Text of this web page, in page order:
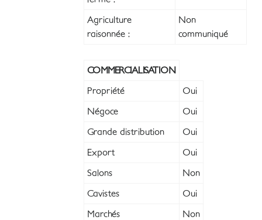
Agriculture
raisonnée :
Non
communiqué
COMMERCIALISATION
Propriété Oui
Négoce Oui
Grande distribution Oui
Export Oui
Salons Non
Cavistes Oui
Marchés Non